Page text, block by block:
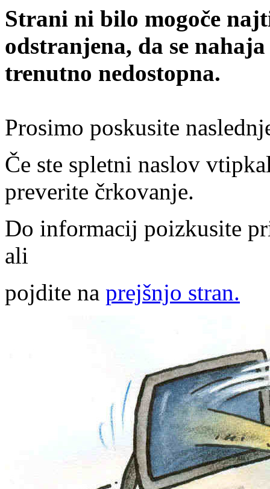
Strani ni bilo mogoče
odstranjena, da se
trenutno nedostopna.
Prosimo poskusite
Če ste spletni naslov
preverite črkovanje.
Do informacij poizkusite
ali
pojdite na prejšnjo stran.